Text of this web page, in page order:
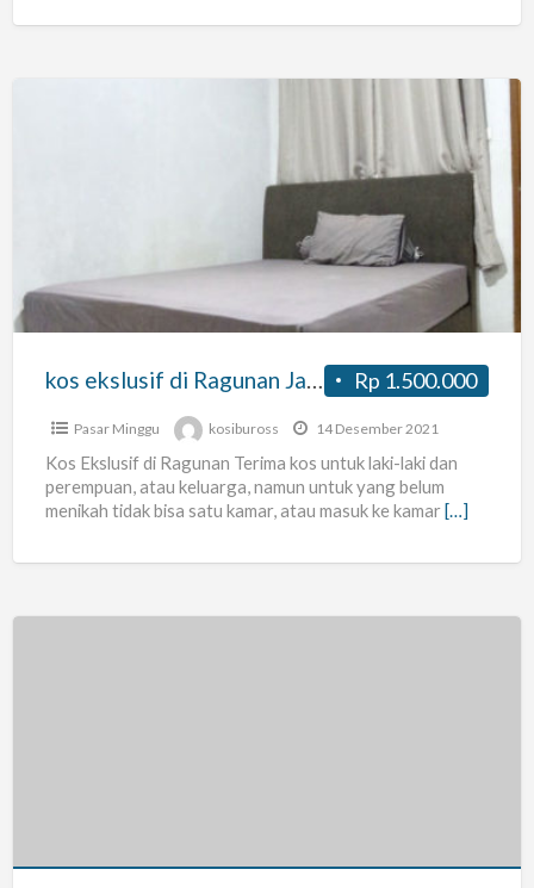
Selatan
Rp 1.500.000
kos ekslusif di Ragunan Jakarta Selatan
Pasar Minggu kosibuross 14 Desember 2021
Kos Ekslusif di Ragunan Terima kos untuk laki-laki dan
perempuan, atau keluarga, namun untuk yang belum
menikah tidak bisa satu kamar, atau masuk ke kamar[…]
minggu